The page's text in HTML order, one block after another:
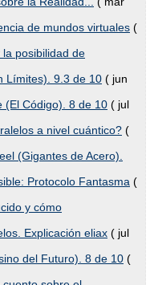
de mundos virtuales (
posibilidad de
Límites). 9.3 de 10 ( jun
(El Código). 8 de 10 ( jul
a nivel cuántico? (
(Gigantes de Acero).
Protocolo Fantasma (
y cómo
Explicación eliax ( jul
del Futuro). 8 de 10 (